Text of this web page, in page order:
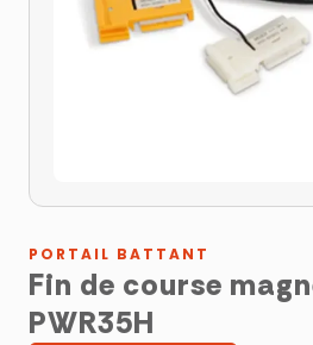
PORTAIL BATTANT
Fin de course
PWR35H